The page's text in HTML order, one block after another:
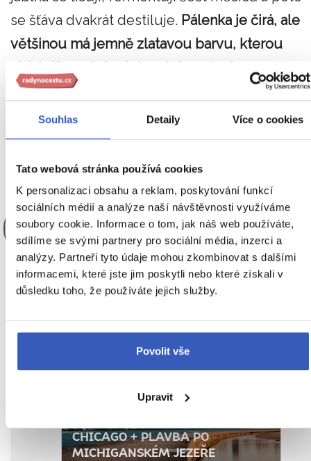
Souhlas Detaily Více o cookies
Tato webová stránka používá cookies
K personalizaci obsahu a reklam, poskytování funkcí
sociálních médií a analýze naší návštěvnosti využíváme
soubory cookie. Informace o tom, jak náš web používáte,
sdílíme se svými partnery pro sociální média, inzerci a
analýzy. Partneři tyto údaje mohou zkombinovat s dalšími
informacemi, které jste jim poskytli nebo které získali v
důsledku toho, že používáte jejich služby.
Povolit vše
Upravit
se šťáva dvakrát destiluje. Pálenka je čirá, ale
většinou má jemně zlatavou barvu, kterou
získá díky zrání v dubových sudech.
Cidre i
calvados se používají nejen jako doplněk
během i po jídle, v hojné míře se používají i do
vaření a pečení a jsou nedílnou součástí života
v Normandii.
Karolína Petrová
PRŮVODCE RADYNACESTU.CZ
SPECIALISTA RADYNACESTU.CZ
Těmito místy Vás provedu osobně
CHICAGO + PLAVBA PO
MICHIGANSKÉM JEZEŘE